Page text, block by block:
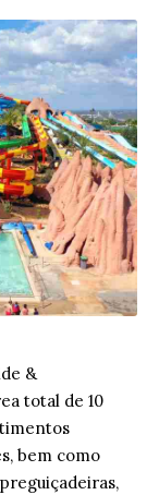
&
total de 10
bem como